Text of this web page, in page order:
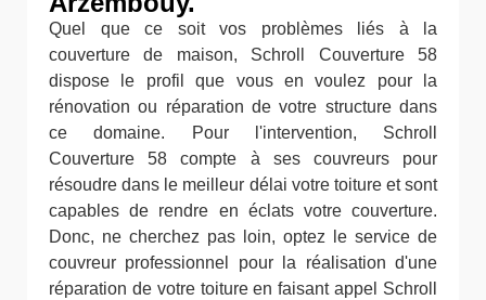
Quel que ce soit vos problèmes liés à la
couverture de maison, Schroll Couverture 58
dispose le profil que vous en voulez pour la
rénovation ou réparation de votre structure dans
ce domaine. Pour l'intervention, Schroll
Couverture 58 compte à ses couvreurs pour
résoudre dans le meilleur délai votre toiture et sont
capables de rendre en éclats votre couverture.
Donc, ne cherchez pas loin, optez le service de
couvreur professionnel pour la réalisation d'une
réparation de votre toiture en faisant appel Schroll